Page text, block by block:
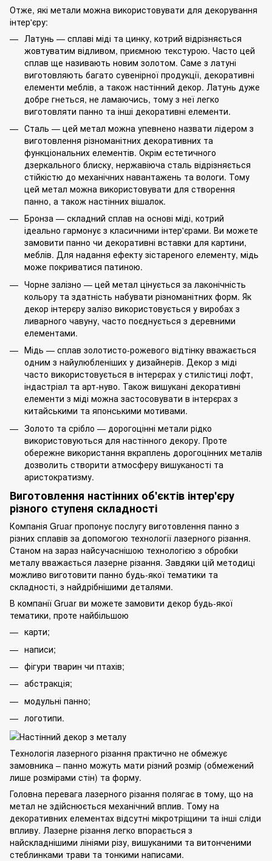
Отже, які метали можна використовувати для декорування
інтер'єру:
Латунь — сплаві міді та цинку, котрий відрізняється
жовтуватим відливом, приємною текстурою. Часто цей
сплав ще називають новим золотом. Саме з латуні
виготовляють багато сувенірної продукції, декоративні
елементи меблів, а також настінний декор. Латунь дуже
добре гнеться, не ламаючись, тому з неї легко
виготовляти панно та інші декоративні елементи.
Сталь — цей метал можна упевнено назвати лідером з
виготовлення різноманітних декоративних та
функціональних елементів. Окрім естетичного
дзеркального блиску, нержавіюча сталь відрізняється
стійкістю до механічних навантажень та вологи. Тому
цей метал можна використовувати для створення
панно, а також настінних вішалок.
Бронза — складний сплав на основі міді, котрий
ідеально гармонує з класичними інтер'єрами. Ви можете
замовити панно чи декоративні вставки для картини,
меблів. Для надання ефекту зістареного елементу, мідь
може покриватися патиною.
Чорне залізно — цей метал цінується за лаконічність
кольору та здатність набувати різноманітних форм. Як
декор інтерєру залізо використовується у виробах з
ливарного чавуну, часто поєднується з деревними
елементами.
Мідь — сплав золотисто-рожевого відтінку вважається
одним з найулюбленіших у дизайнерів. Декор з міді
часто використовується в інтерєрах у стилістиці лофт,
індастріал та арт-нуво. Також вишукані декоративні
елементи з міді можна застосовувати в інтерєрах з
китайськими та японськими мотивами.
Золото та срібло — дорогоцінні метали рідко
використовуються для настінного декору. Проте
обережне використання вкраплень дорогоцінних металів
дозволить створити атмосферу вишуканості та
аристократизму.
Виготовлення настінних об'єктів інтер'єру
різного ступеня складності
Компанія Gruar пропонує послугу виготовлення панно з
різних сплавів за допомогою технології лазерного різання.
Станом на зараз найсучаснішою технологією з обробки
металу вважається лазерне різання. Завдяки цій методиці
можливо виготовити панно будь-якої тематики та
складності, з найдрібнішими деталями.
В компанії Gruar ви можете замовити декор будь-якої
тематики, проте найбільшою
карти;
написи;
фігури тварин чи птахів;
абстракція;
модульні панно;
логотипи.
Технологія лазерного різання практично не обмежує
замовника – панно можуть мати різний розмір (обмежений
лише розмірами стін) та форму.
Головна перевага лазерного різання полягає в тому, що на
метал не здійснюється механічний вплив. Тому на
декоративних елементах відсутні мікротріщини та інші сліди
впливу. Лазерне різання легко впорається з
найскладнішими лініями різу, вишуканими та витонченими
стеблинками трави та тонкими написами.